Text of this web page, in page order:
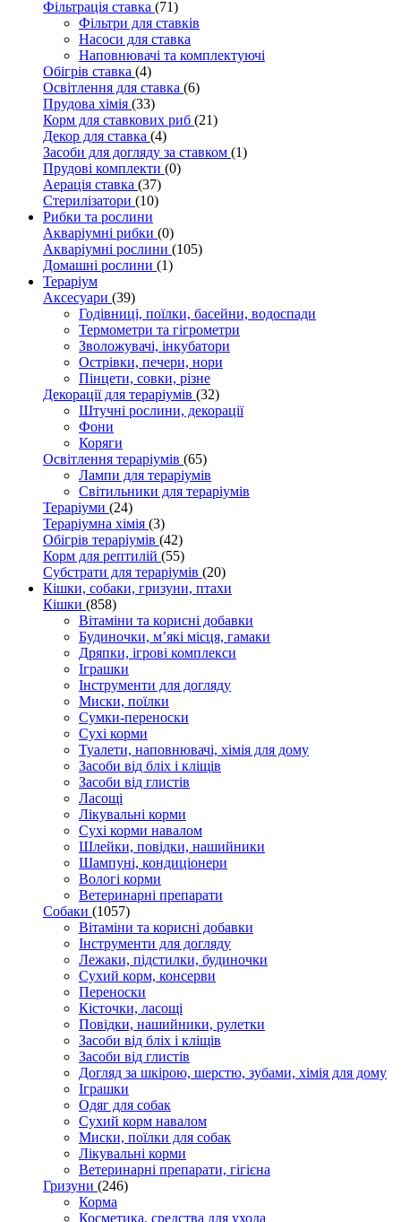
Фільтрація ставка (71)
Фільтри для ставків
Насоси для ставка
Наповнювачі та комплектуючі
Обігрів ставка (4)
Освітлення для ставка (6)
Прудова хімія (33)
Корм для ставкових риб (21)
Декор для ставка (4)
Засоби для догляду за ставком (1)
Прудові комплекти (0)
Аерація ставка (37)
Стерилізатори (10)
Рибки та рослини
Акваріумні рибки (0)
Акваріумні рослини (105)
Домашні рослини (1)
Тераріум
Аксесуари (39)
Годівниці, поїлки, басейни, водоспади
Термометри та гігрометри
Зволожувачі, інкубатори
Острівки, печери, нори
Пінцети, совки, різне
Декорації для тераріумів (32)
Штучні рослини, декорації
Фони
Коряги
Освітлення тераріумів (65)
Лампи для тераріумів
Світильники для тераріумів
Тераріуми (24)
Тераріумна хімія (3)
Обігрів тераріумів (42)
Корм для рептилій (55)
Субстрати для тераріумів (20)
Кішки, собаки, гризуни, птахи
Кішки (858)
Вітаміни та корисні добавки
Будиночки, м’які місця, гамаки
Дряпки, ігрові комплекси
Іграшки
Інструменти для догляду
Миски, поїлки
Сумки-переноски
Сухі корми
Туалети, наповнювачі, хімія для дому
Засоби від бліх і кліщів
Засоби від глистів
Ласощі
Лікувальні корми
Сухі корми навалом
Шлейки, повідки, нашийники
Шампуні, кондиціонери
Вологі корми
Ветеринарні препарати
Собаки (1057)
Вітаміни та корисні добавки
Інструменти для догляду
Лежаки, підстилки, будиночки
Сухий корм, консерви
Переноски
Кісточки, ласощі
Повідки, нашийники, рулетки
Засоби від бліх і кліщів
Засоби від глистів
Догляд за шкірою, шерстю, зубами, хімія для дому
Іграшки
Одяг для собак
Сухий корм навалом
Миски, поїлки для собак
Лікувальні корми
Ветеринарні препарати, гігієна
Гризуни (246)
Корма
Косметика, средства для ухода